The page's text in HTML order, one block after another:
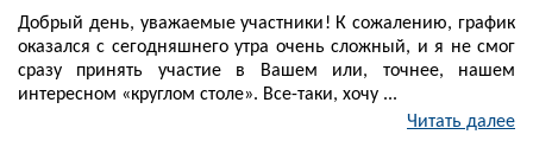
Добрый день, уважаемые участники! К сожалению, график
оказался с сегодняшнего утра очень сложный, и я не смог
сразу принять участие в Вашем или, точнее, нашем
интересном «круглом столе». Все-таки, хочу ...
Читать далее